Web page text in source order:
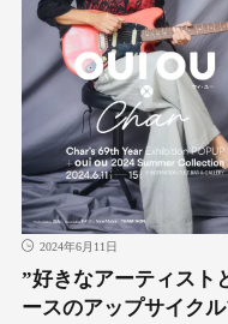
2024年6月11日
”好きなアーティスト
ースのアップサイク